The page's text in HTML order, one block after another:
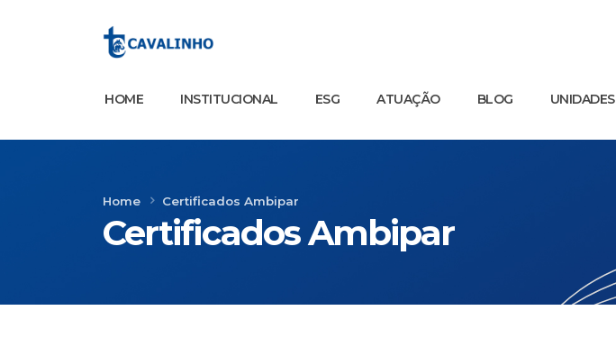
HOME INSTITUCIONAL ESG ATUAÇÃO BLOG UNIDADES
Home Certificados Ambipar
Certificados Ambipar